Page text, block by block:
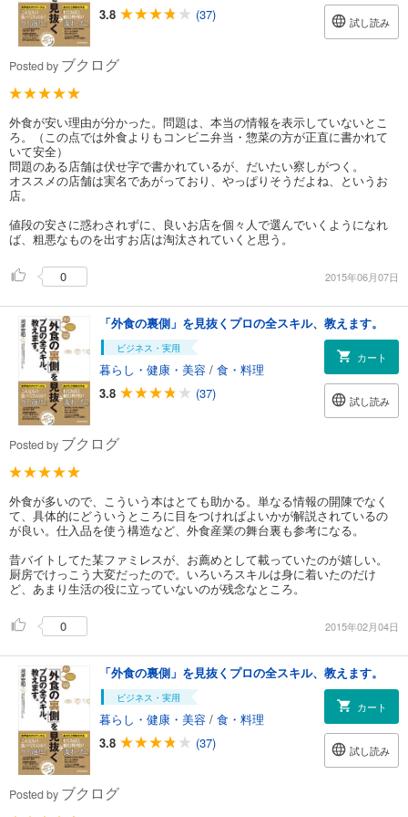
3.8
(37) 試し読み
Posted by ブクログ
外食が安い理由が分かった。問題は、本当の情報を表示していないとこ
ろ。（この点では外食よりもコンビニ弁当・惣菜の方が正直に書かれて
いて安全）
問題のある店舗は伏せ字で書かれているが、だいたい察しがつく。
オススメの店舗は実名であがっており、やっぱりそうだよね、というお
店。
値段の安さに惑わされずに、良いお店を個々人で選んでいくようになれ
ば、粗悪なものを出すお店は淘汰されていくと思う。
0 2015年06月07日
「外食の裏側」を見抜くプロの全スキル、教えます。
ビジネス・実用
暮らし・健康・美容 / 食・料理
3.8
(37)
カート
試し読み
Posted by ブクログ
外食が多いので、こういう本はとても助かる。単なる情報の開陳でなく
て、具体的にどういうところに目をつければよいかが解説されているの
が良い。仕入品を使う構造など、外食産業の舞台裏も参考になる。
昔バイトしてた某ファミレスが、お薦めとして載っていたのが嬉しい。
厨房でけっこう大変だったので。いろいろスキルは身に着いたのだけ
ど、あまり生活の役に立っていないのが残念なところ。
0 2015年02月04日
「外食の裏側」を見抜くプロの全スキル、教えます。
ビジネス・実用
暮らし・健康・美容 / 食・料理
3.8
(37)
カート
試し読み
Posted by ブクログ